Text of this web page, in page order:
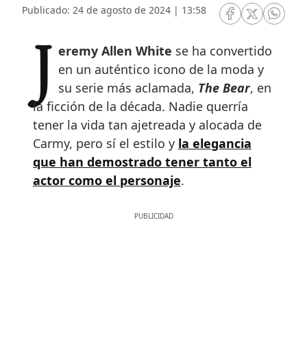
Publicado: 24 de agosto de 2024 | 13:58
RRSS Facebook
RRSSRRSS
Jeremy Allen White se ha convertido
en un auténtico icono de la moda y
su serie más aclamada, The Bear, en
la ficción de la década. Nadie querría
tener la vida tan ajetreada y alocada de
Carmy, pero sí el estilo y la elegancia
que han demostrado tener tanto el
actor como el personaje.